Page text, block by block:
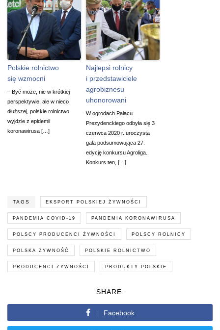
Polskie rolnictwo
się wzmocni
– Być może, nie w krótkiej
perspektywie, ale w nieco
dłuższej, polskie rolnictwo
wyjdzie z epidemii
koronawirusa […]
Najlepsi rolnicy
i przedstawiciele
agrobiznesu
uhonorowani
W ogrodach Pałacu
Prezydenckiego odbyła się 3
czerwca 2020 r. uroczysta
gala podsumowująca 27.
edycję konkursu Agroliga.
Konkurs ten, […]
TAGS EKSPORT POLSKIEJ ŻYWNOŚCI
PANDEMIA COVID-19 PANDEMIA KORONAWIRUSA
POLSCY PRODUCENCI ŻYWNOŚCI POLSCY ROLNICY
POLSKA ŻYWNOŚĆ POLSKIE ROLNICTWO
PRODUCENCI ŻYWNOŚCI PRODUKTY POLSKIE
SHARE:
Facebook